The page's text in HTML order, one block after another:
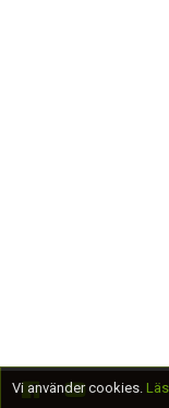
Vi använder cookies.